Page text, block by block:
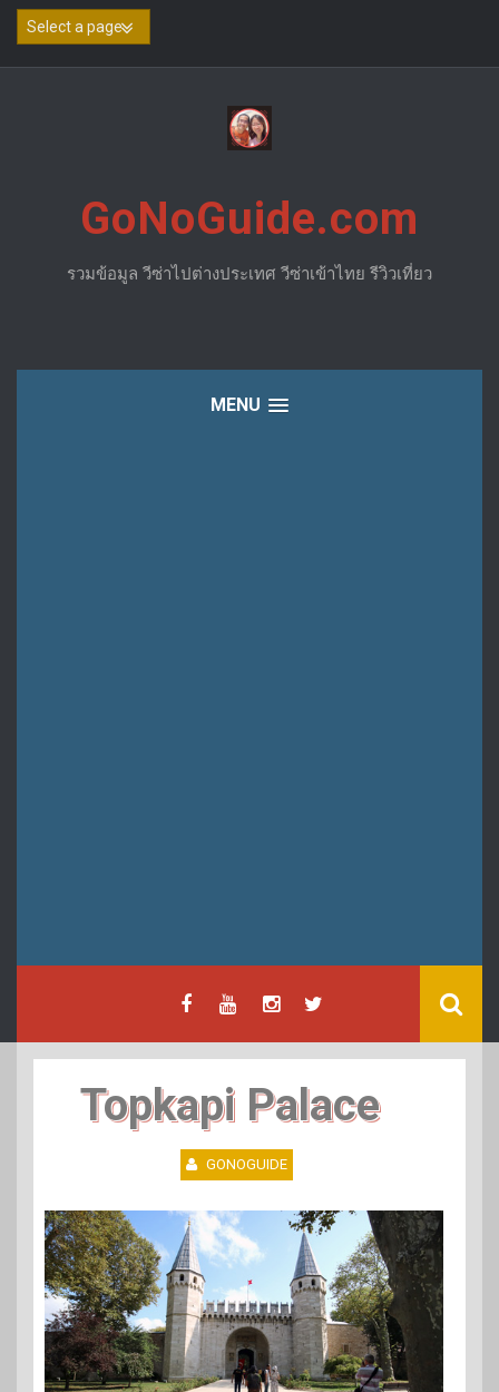
Skip
GoNoGuide.com
รวมข้อมูล วีซ่าไปต่างประเทศ วีซ่าเข้าไทย รีวิวเที่ยว
MENU
Topkapi Palace
GONOGUIDE